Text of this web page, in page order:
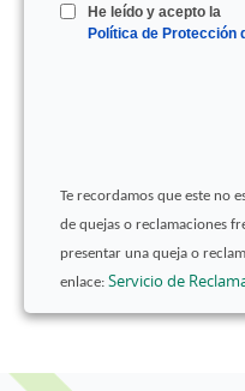
He leído y acepto la
Política de Protección
Te recordamos que este no
de quejas o reclamaciones
presentar una queja o
enlace: Servicio de